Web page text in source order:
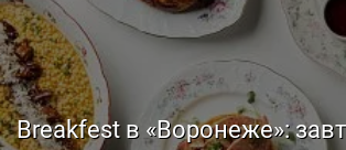
Breakfest в «Воронеже»: